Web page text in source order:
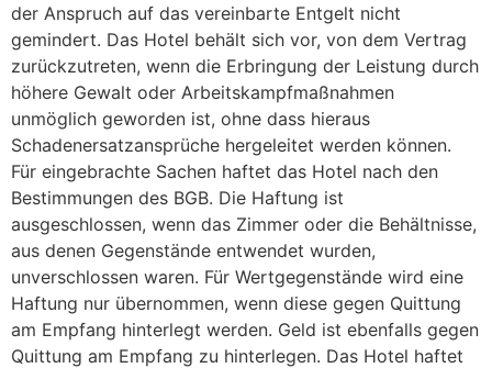
der Anspruch auf das vereinbarte Entgelt nicht
gemindert. Das Hotel behält sich vor, von dem Vertrag
zurückzutreten, wenn die Erbringung der Leistung durch
höhere Gewalt oder Arbeitskampfmaßnahmen
unmöglich geworden ist, ohne dass hieraus
Schadenersatzansprüche hergeleitet werden können.
Für eingebrachte Sachen haftet das Hotel nach den
Bestimmungen des BGB. Die Haftung ist
ausgeschlossen, wenn das Zimmer oder die Behältnisse,
aus denen Gegenstände entwendet wurden,
unverschlossen waren. Für Wertgegenstände wird eine
Haftung nur übernommen, wenn diese gegen Quittung
am Empfang hinterlegt werden. Geld ist ebenfalls gegen
Quittung am Empfang zu hinterlegen. Das Hotel haftet